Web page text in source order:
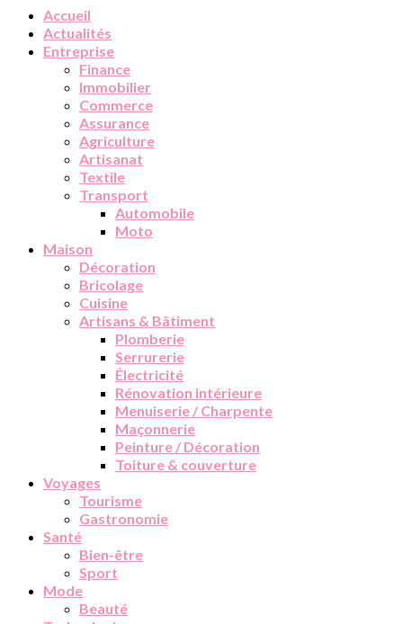
Accueil
Actualités
Entreprise
Finance
Immobilier
Commerce
Assurance
Agriculture
Artisanat
Textile
Transport
Automobile
Moto
Maison
Décoration
Bricolage
Cuisine
Artisans & Bâtiment
Plomberie
Serrurerie
Électricité
Rénovation intérieure
Menuiserie / Charpente
Maçonnerie
Peinture / Décoration
Toiture & couverture
Voyages
Tourisme
Gastronomie
Santé
Bien-être
Sport
Mode
Beauté